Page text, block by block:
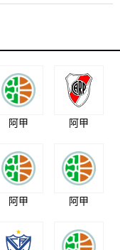
阿甲 阿甲
阿甲 阿甲